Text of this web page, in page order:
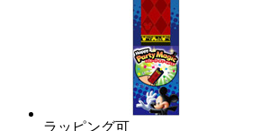
ラッピング可